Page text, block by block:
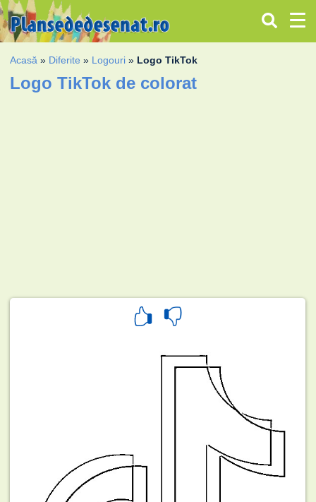
Acasă » Diferite » Logouri » Logo TikTok
Logo TikTok de colorat